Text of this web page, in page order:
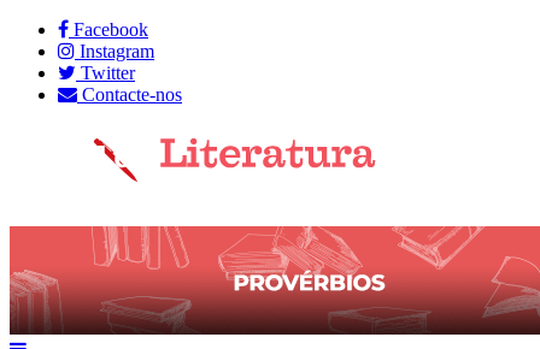
Facebook
Instagram
Twitter
Contacte-nos